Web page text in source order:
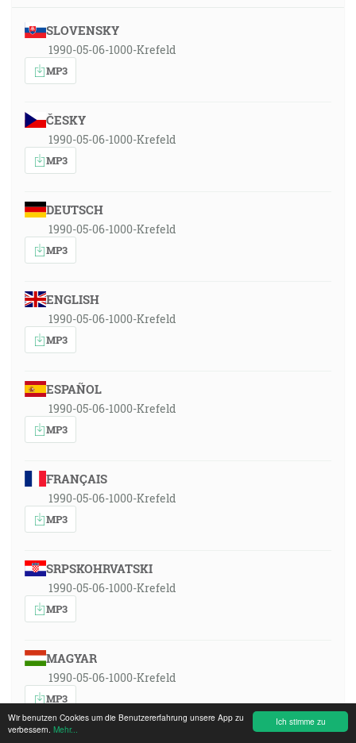
Ich stimme zu
Wir benutzen Cookies um die Benutzererfahrung unsere App zu
verbessern. Mehr...
SLOVENSKY
1990-05-06-1000-Krefeld
MP3
ČESKY
1990-05-06-1000-Krefeld
MP3
DEUTSCH
1990-05-06-1000-Krefeld
MP3
ENGLISH
1990-05-06-1000-Krefeld
MP3
ESPAÑOL
1990-05-06-1000-Krefeld
MP3
FRANÇAIS
1990-05-06-1000-Krefeld
MP3
SRPSKOHRVATSKI
1990-05-06-1000-Krefeld
MP3
MAGYAR
1990-05-06-1000-Krefeld
MP3